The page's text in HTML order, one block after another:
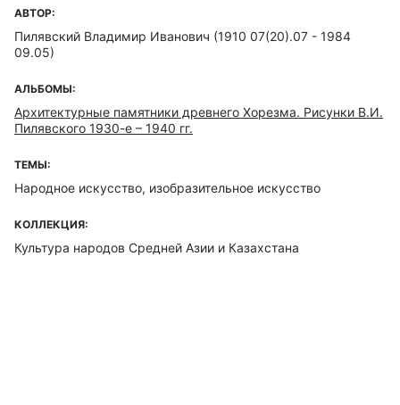
АВТОР:
Пилявский Владимир Иванович (1910 07(20).07 - 1984
09.05)
АЛЬБОМЫ:
Архитектурные памятники древнего Хорезма. Рисунки В.И.
Пилявского 1930-е – 1940 гг.
ТЕМЫ:
Народное искусство, изобразительное искусство
КОЛЛЕКЦИЯ:
Культура народов Средней Азии и Казахстана